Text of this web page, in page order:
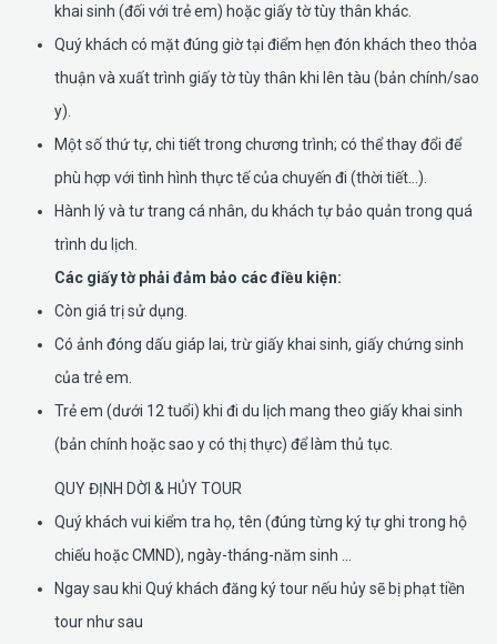
khai sinh (đối với trẻ em) hoặc giấy tờ tùy thân khác.
Quý khách có mặt đúng giờ tại điểm hẹn đón khách theo thỏa
thuận và xuất trình giấy tờ tùy thân khi lên tàu (bản chính/sao
y).
Một số thứ tự, chi tiết trong chương trình; có thể thay đổi để
phù hợp với tình hình thực tế của chuyến đi (thời tiết…).
Hành lý và tư trang cá nhân, du khách tự bảo quản trong quá
trình du lịch.
Các giấy tờ phải đảm bảo các điều kiện:
Còn giá trị sử dụng.
Có ảnh đóng dấu giáp lai, trừ giấy khai sinh, giấy chứng sinh
của trẻ em.
Trẻ em (dưới 12 tuổi) khi đi du lịch mang theo giấy khai sinh
(bản chính hoặc sao y có thị thực) để làm thủ tục.
QUY ĐỊNH DỜI & HỦY TOUR
Quý khách vui kiểm tra họ, tên (đúng từng ký tự ghi trong hộ
chiếu hoặc CMND), ngày-tháng-năm sinh …
Ngay sau khi Quý khách đăng ký tour nếu hủy sẽ bị phạt tiền
tour như sau